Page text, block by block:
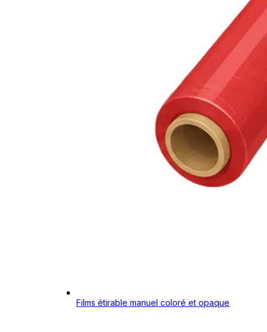
Films étirable manuel coloré et opaque